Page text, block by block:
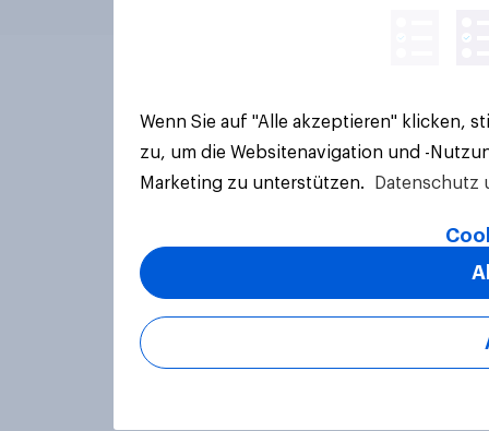
Wenn Sie auf "Alle akzeptieren" klicken,
zu, um die Websitenavigation und -
Marketing zu unterstützen.
Datenschutz